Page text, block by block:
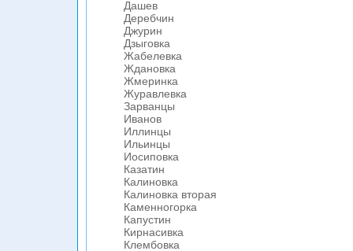
Дашев
Деребчин
Джурин
Дзыговка
Жабелевка
Ждановка
Жмеринка
Журавлевка
Зарванцы
Иванов
Иллинцы
Ильинцы
Иосиповка
Казатин
Калиновка
Калиновка вторая
Каменногорка
Капустин
Кирнасивка
Клембовка